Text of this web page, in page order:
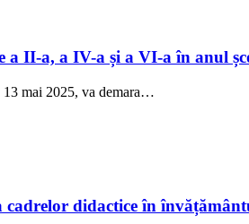
a II-a, a IV-a și a VI-a în anul
13 mai 2025, va demara…
didactice în